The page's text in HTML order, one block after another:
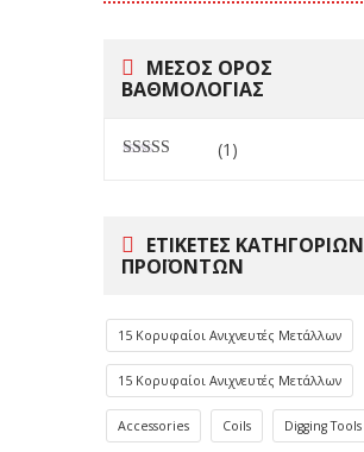
ΜΕΣΟΣ ΟΡΟΣ
ΒΑΘΜΟΛΟΓΙΑΣ
(1)
ΕΤΙΚΈΤΕΣ ΚΑΤΗΓΟΡΙΏΝ
ΠΡΟΪΌΝΤΩΝ
15 Κορυφαίοι Ανιχνευτές Μετάλλων
15 Κορυφαίοι Ανιχνευτές Μετάλλων
Accessories Coils Digging Tools